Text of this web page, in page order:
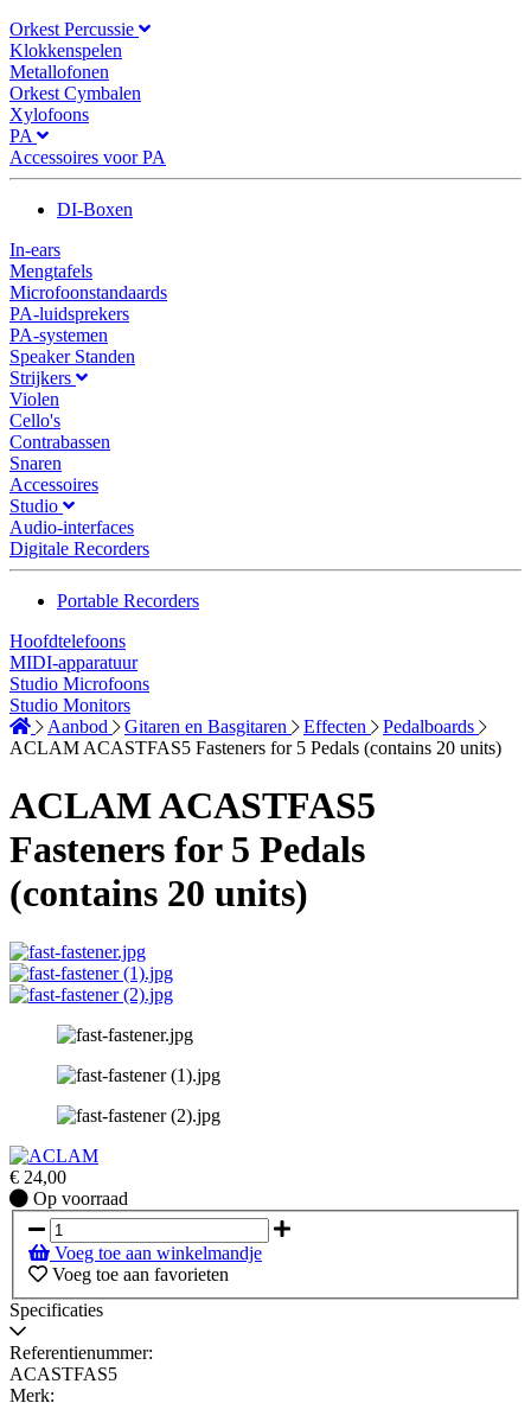
Orkest Percussie
Klokkenspelen
Metallofonen
Orkest Cymbalen
Xylofoons
PA
Accessoires voor PA
DI-Boxen
In-ears
Mengtafels
Microfoonstandaards
PA-luidsprekers
PA-systemen
Speaker Standen
Strijkers
Violen
Cello's
Contrabassen
Snaren
Accessoires
Studio
Audio-interfaces
Digitale Recorders
Portable Recorders
Hoofdtelefoons
MIDI-apparatuur
Studio Microfoons
Studio Monitors
Aanbod
Gitaren en Basgitaren Effecten
Pedalboards
ACLAM ACASTFAS5 Fasteners for 5 Pedals (contains 20 units)
ACLAM ACASTFAS5
Fasteners for 5 Pedals
(contains 20 units)
€ 24,00
Op
voorraad
Op voorraad
Voeg toe aan winkelmandje
Voeg toe aan favorieten
Specificaties
Referentienummer:
ACASTFAS5
Merk: